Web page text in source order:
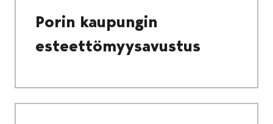
Porin kaupungin
esteettömyysavustus